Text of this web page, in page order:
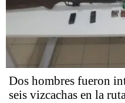
Dos hombres fueron
seis vizcachas en la